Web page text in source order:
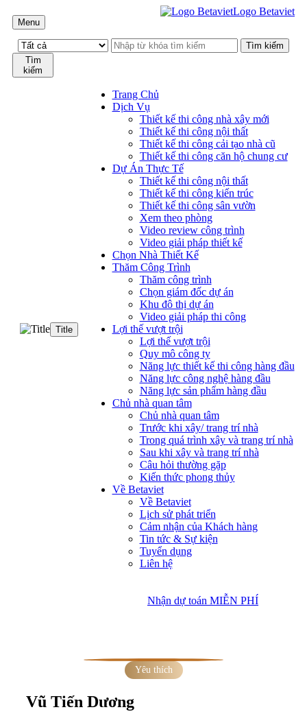
Menu
Logo Betaviet
Tìm
kiếm
Title
Trang Chủ
Dịch Vụ
Thiết kế thi công nhà xây mới
Thiết kế thi công nội thất
Thiết kế thi công cải tạo nhà cũ
Thiết kế thi công căn hộ chung cư
Dự Án Thực Tế
Thiết kế thi công nội thất
Thiết kế thi công kiến trúc
Thiết kế thi công sân vườn
Xem theo phòng
Video review công trình
Video giải pháp thiết kế
Chọn Nhà Thiết Kế
Thăm Công Trình
Thăm công trình
Chọn giám đốc dự án
Khu đô thị dự án
Video giải pháp thi công
Lợi thế vượt trội
Lợi thế vượt trội
Quy mô công ty
Năng lực thiết kế thi công hàng đầu
Năng lực công nghệ hàng đầu
Năng lực sản phẩm hàng đầu
Chủ nhà quan tâm
Chủ nhà quan tâm
Trước khi xây/ trang trí nhà
Trong quá trình xây và trang trí nhà
Sau khi xây và trang trí nhà
Câu hỏi thường gặp
Kiến thức phong thủy
Về Betaviet
Về Betaviet
Lịch sử phát triển
Cảm nhận của Khách hàng
Tin tức & Sự kiện
Tuyển dụng
Liên hệ
Nhận dự toán MIỄN PHÍ
Yêu thích
Vũ Tiến Dương